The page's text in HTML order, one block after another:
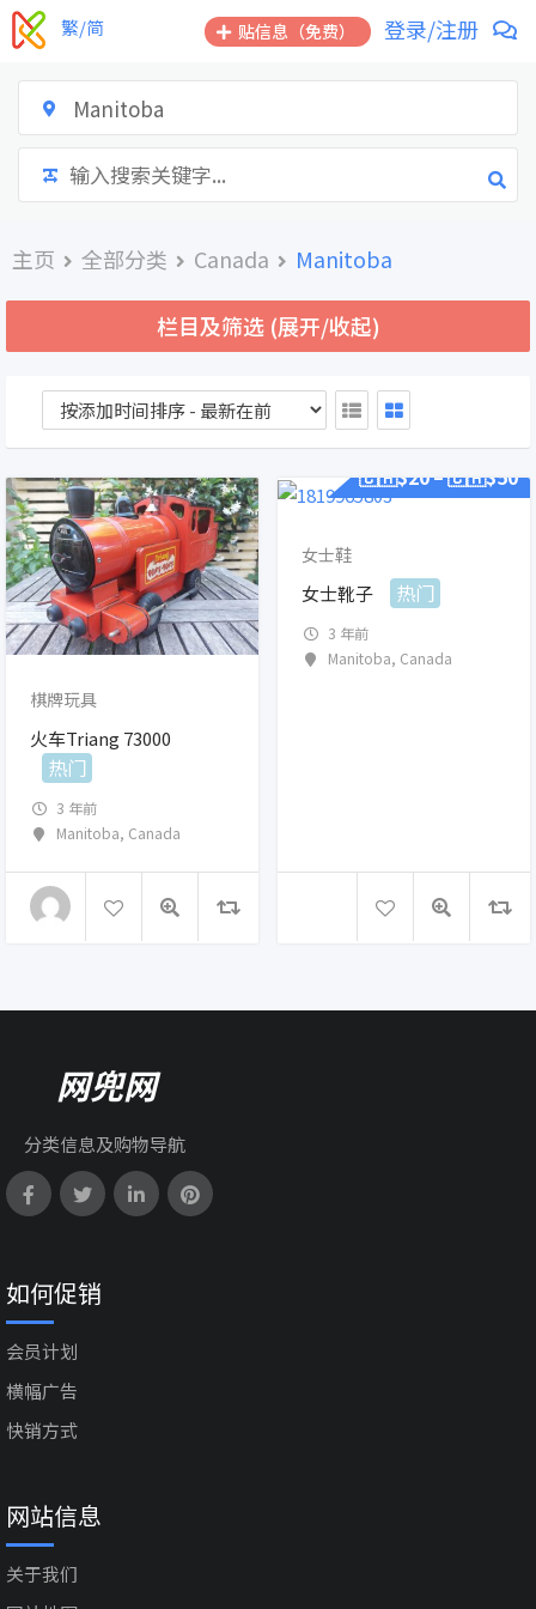
跳
到
贴信息（免费） 登录/注册
繁/简
Manitoba
主页 全部分类 Canada Manitoba
栏目及筛选 (展开/收起)
棋牌玩具
火车Triang 73000
热门
3 年前
Manitoba, Canada
🇨🇦$20–🇨🇦$50
女士鞋
女士靴子 热门
3 年前
Manitoba, Canada
网兜网
分类信息及购物导航
如何促销
会员计划
横幅广告
快销方式
网站信息
关于我们